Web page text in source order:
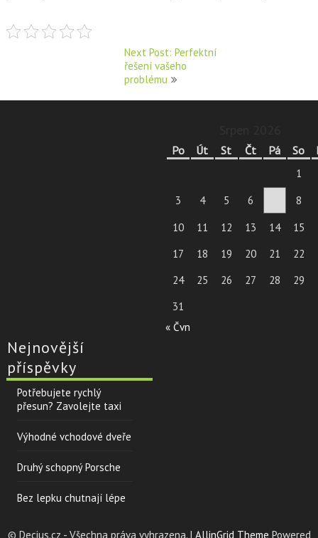
příspěvek
Next Post: Perfektní
řešení vašeho
problému
Po Út St Čt Pá So
1
3
4 5 6
8
10
11 12 13 14 15
17
18 19 20 21 22
24
25 26 27 28 29
31
« Čvn
Nejnovější
příspěvky
Potřebujete rychlý
přesun? Zavolejte taxi
Výhodné vchodové dveře
Druhý schopný Porsche
Bez lepku chutnají lépe
© Decius.cz - Všechna práva vyhrazena. | AllinGrid Theme Powered